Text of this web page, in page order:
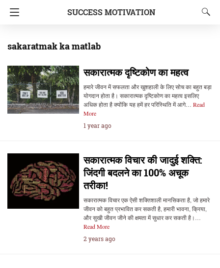
SUCCESS MOTIVATION
sakaratmak ka matlab
सकारात्मक दृष्टिकोण का महत्व
हमारे जीवन में सफलता और खुशहाली के लिए सोच का बहुत बड़ा
योगदान होता है। सकारात्मक दृष्टिकोण का महत्व इसलिए
अधिक होता है क्योंकि यह हमें हर परिस्थिति में आगे… Read
More
1 year ago
सकारात्मक विचार की जादुई शक्ति:
जिंदगी बदलने का 100% अचूक
तरीका!
सकारात्मक विचार एक ऐसी शक्तिशाली मानसिकता है, जो हमारे
जीवन को बहुत प्रभावित कर सकती है, हमारी भावना, क्रिया,
और सुखी जीवन जीने की क्षमता में सुधार कर सकती है।…
Read More
2 years ago